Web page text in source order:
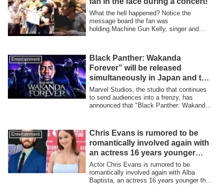
What the hell happened? Notice the
message board the fan was
holding.Machine Gun Kelly, singer and
Entertainment
Black Panther: Wakanda
Forever” will be released
simultaneously in Japan and the
U.S. on November 11! Who will
be the next Black Panther,
following in the footsteps of
Marvel Studios, the studio that continues
to send audiences into a frenzy, has
announced that "Black Panther: Wakanda
Entertainment
Chris Evans is rumored to be
romantically involved again with
an actress 16 years younger
than him, triggered by an
“Instagram post
Actor Chris Evans is rumored to be
romantically involved again with Alba
Baptista, an actress 16 years younger than